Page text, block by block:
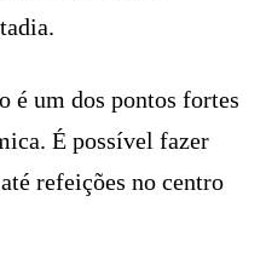
é um dos pontos fortes
É possível fazer
refeições no centro